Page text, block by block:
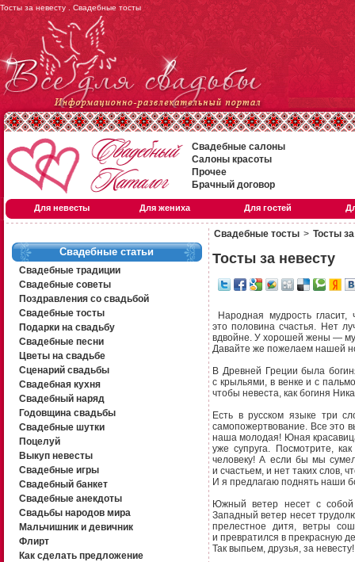
Тосты за невесту . Свадебные тосты
Свадебные салоны
Салоны красоты
Прочее
Брачный договор
Для невесты Для жениха Для гостей
Свадебные статьи
Свадебные традиции
Свадебные советы
Поздравления со свадьбой
Свадебные тосты
Подарки на свадьбу
Свадебные песни
Цветы на свадьбе
Сценарий свадьбы
Свадебная кухня
Свадебный наряд
Годовщина свадьбы
Свадебные шутки
Поцелуй
Выкуп невесты
Свадебные игры
Свадебный банкет
Свадебные анекдоты
Свадьбы народов мира
Мальчишник и девичник
Флирт
Как сделать предложение
Свадебные тосты > Тосты
Тосты за невесту
Народная мудрость
это половина счастья. Нет
вдвойне. У хорошей жены —
Давайте же пожелаем нашей
В Древней Греции была
с крыльями, в венке и с
чтобы невеста, как богиня
Есть в русском языке три
самопожертвование. Все это
наша молодая! Юная
уже супруга. Посмотрите,
человеку! А если бы мы
и счастьем, и нет таких слов,
И я предлагаю поднять наши
Южный ветер несет с собой
Западный ветер несет
прелестное дитя, ветры
и превратился в прекрасную
Так выпьем, друзья, за